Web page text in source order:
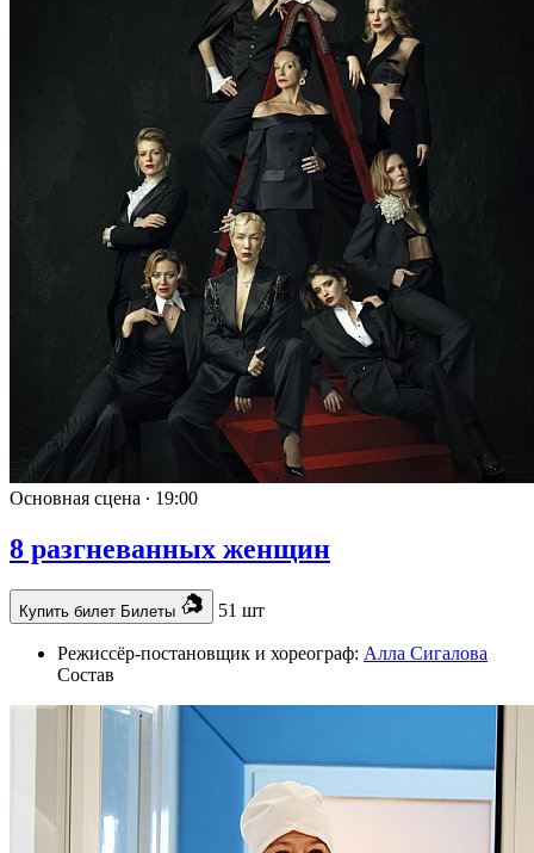
Основная сцена ∙ 19:00
8 разгневанных женщин
Купить билет Билеты 51 шт
Режиссёр-постановщик и хореограф: Алла Сигалова
Состав